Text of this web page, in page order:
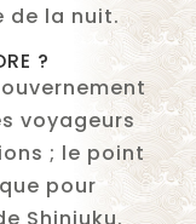
de la nuit.
?
voyageurs
; le point
pour
Shinjuku.